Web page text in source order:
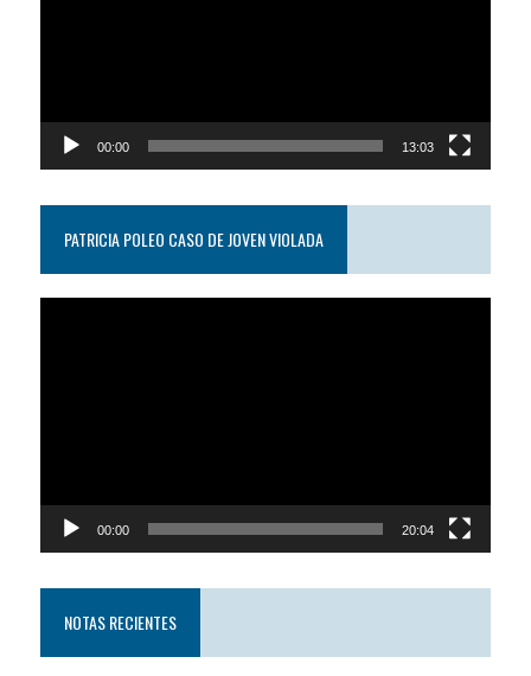
00:00 13:03
PATRICIA POLEO CASO DE JOVEN VIOLADA
00:00 20:04
NOTAS RECIENTES